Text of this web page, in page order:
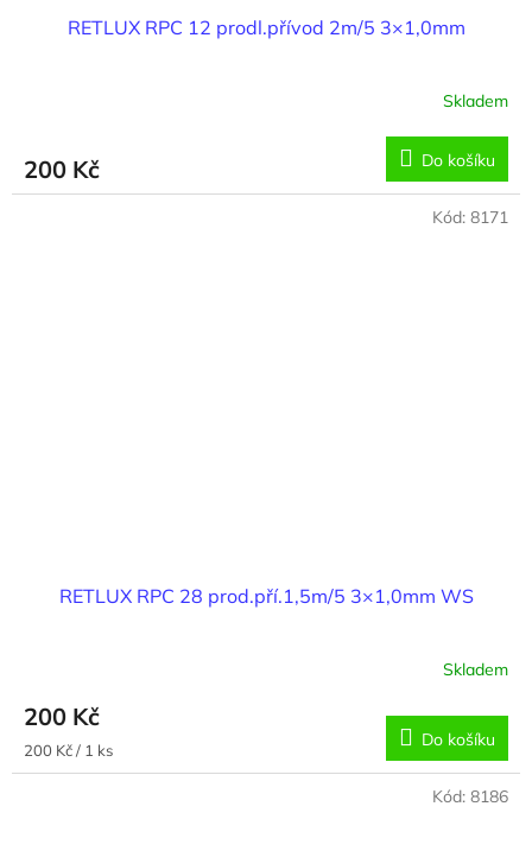
RETLUX RPC 12 prodl.přívod 2m/5 3×1,0mm
Skladem
200 Kč Do košíku
RETLUX RPC 28 prod.pří.1,5m/5 3×1,0mm WS
Skladem
200 Kč
Měrná
cena:
200 Kč / 1 ks Do košíku
Kód: 8171
Kód: 8186